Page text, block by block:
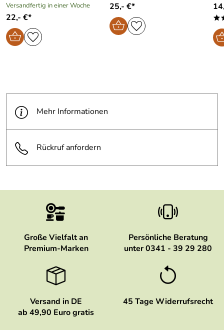
Versandfertig in einer Woche
22,- €*
25,- €*
Mehr Informationen
Rückruf anfordern
Große Vielfalt an
Premium-Marken
Persönliche Beratung
unter 0341 - 39 29 280
Versand in DE
ab 49,90 Euro gratis
45 Tage Widerrufsrecht